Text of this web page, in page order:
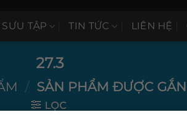
SƯU TẬP TIN TỨC LIÊN HỆ
27.3
/ SẢN PHẨM ĐƯỢC GẮN
LỌC